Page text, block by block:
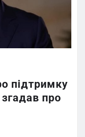
підтримку
згадав про